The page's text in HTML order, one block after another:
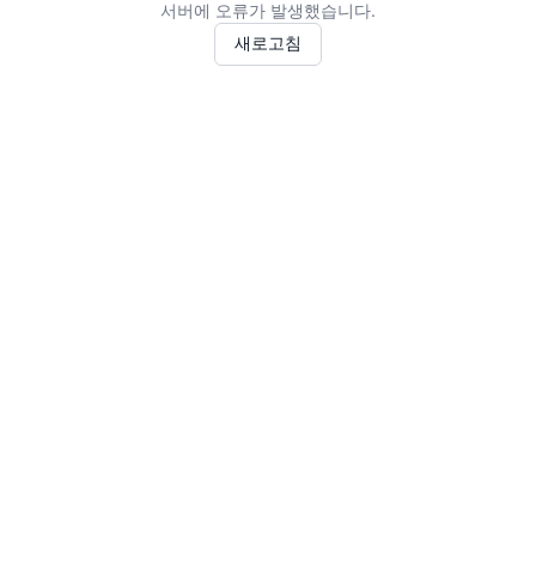
서버에 오류가 발생했습니다.
새로고침